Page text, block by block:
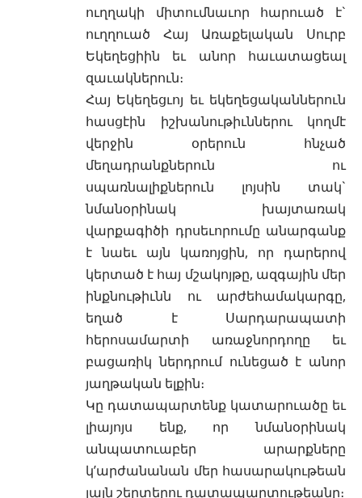
ուղղակի միտումնաւոր հարուած է`
ուղղուած Հայ Առաքելական Սուրբ
Եկեղեցիին եւ անոր հաւատացեալ
զաւակներուն։
Հայ Եկեղեցւոյ եւ եկեղեցականներուն
հասցէին իշխանութիւններու կողմէ
վերջին օրերուն հնչած
մեղադրանքներուն ու
սպառնալիքներուն լոյսին տակ`
նմանօրինակ խայտառակ
վարքագիծի դրսեւորումը անարգանք
է նաեւ այն կառոյցին, որ դարերով
կերտած է հայ մշակոյթը, ազգային մեր
ինքնութիւնն ու արժեհամակարգը,
եղած է Սարդարապատի
հերոսամարտի առաջնորդողը եւ
բացառիկ ներդրում ունեցած է անոր
յաղթական ելքին։
Կը դատապարտենք կատարուածը եւ
լիայոյս ենք, որ նմանօրինակ
անպատուաբեր արարքները
կ’արժանանան մեր հասարակութեան
լայն շերտերու դատապարտութեանը։